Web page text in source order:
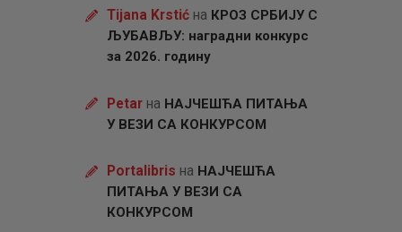
Tijana Krstićна КРОЗ СРБИЈУ С
ЉУБАВЉУ: наградни конкурс
за 2026. годину
Petarна НАЈЧЕШЋА ПИТАЊА
У ВЕЗИ СА КОНКУРСОМ
Portalibris на НАЈЧЕШЋА
ПИТАЊА У ВЕЗИ СА
КОНКУРСОМ